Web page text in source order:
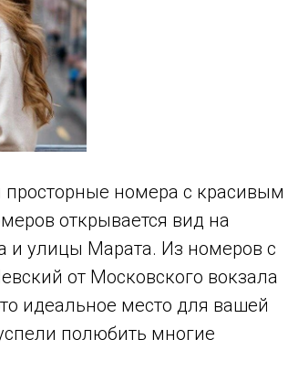
просторные номера с красивым
открывается вид на
и улицы Марата. Из номеров с
от Московского вокзала
идеальное место для вашей
полюбить многие